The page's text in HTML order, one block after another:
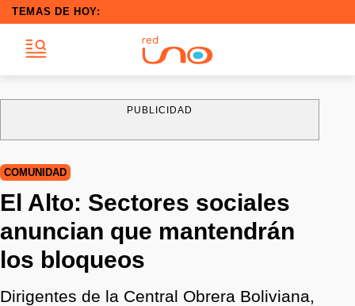
TEMAS DE HOY:
PUBLICIDAD
COMUNIDAD
El Alto: Sectores sociales
anuncian que mantendrán
los bloqueos
Dirigentes de la Central Obrera Boliviana,